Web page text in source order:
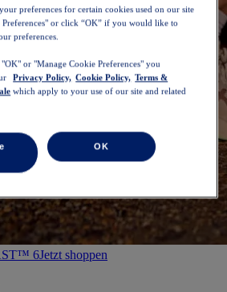
6Jetzt shoppen
preferences for certain cookies used on our site
or click “OK” if you would like to
preferences.
or "Manage Cookie Preferences" you
Privacy Policy, Cookie Policy, Terms &
which apply to your use of our site and related
OK